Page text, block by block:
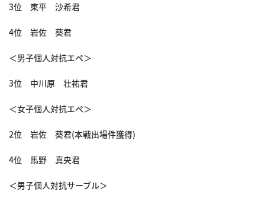
3位 東平 沙希君
4位 岩佐 葵君
＜男子個人対抗エペ＞
3位 中川原 壮祐君
＜女子個人対抗エペ＞
2位 岩佐 葵君(本戦出場件獲得)
4位 馬野 真央君
＜男子個人対抗サーブル＞